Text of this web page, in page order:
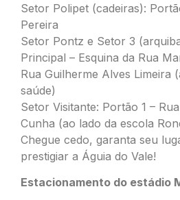
Setor Polipet (cadeiras):
Pereira
Setor Pontz e Setor 3
Principal – Esquina da Rua
Rua Guilherme Alves Limeira
saúde)
Setor Visitante: Portão 1 –
Cunha (ao lado da escola
Chegue cedo, garanta seu
prestigiar a Águia do Vale!
Estacionamento do estádio